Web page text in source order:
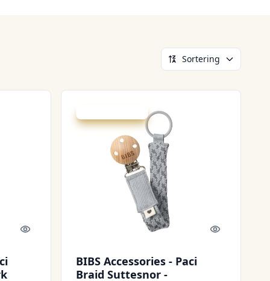
Sortering
Quick look Quick look
BIBS Accessories - Paci
Braid Suttesnor -